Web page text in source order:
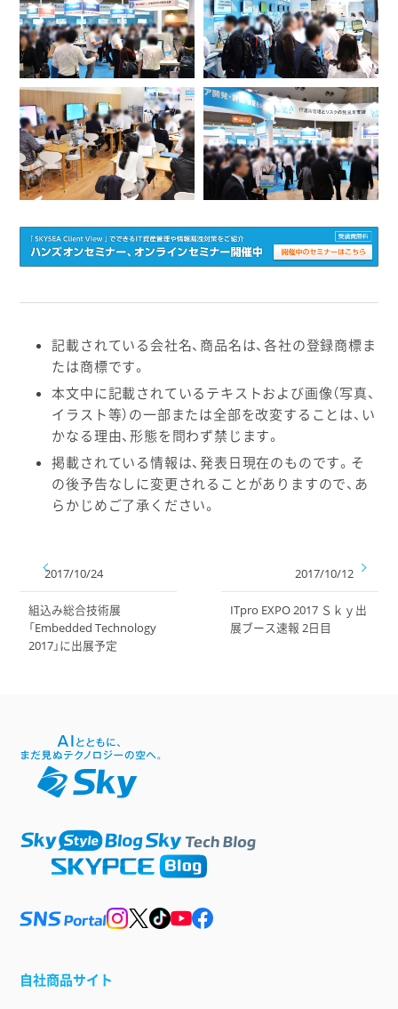
記載されている会社名、商品名は、各社の登録商標ま
たは商標です。
本文中に記載されているテキストおよび画像（写真、
イラスト等）の一部または全部を改変することは、い
かなる理由、形態を問わず禁じます。
掲載されている情報は、発表日現在のものです。そ
の後予告なしに変更されることがありますので、あ
らかじめご了承ください。
2017/10/24
組込み総合技術展
「Embedded Technology
2017」に出展予定
2017/10/12
ITpro EXPO 2017 Ｓｋｙ出
展ブース速報 2日目
自社商品サイト